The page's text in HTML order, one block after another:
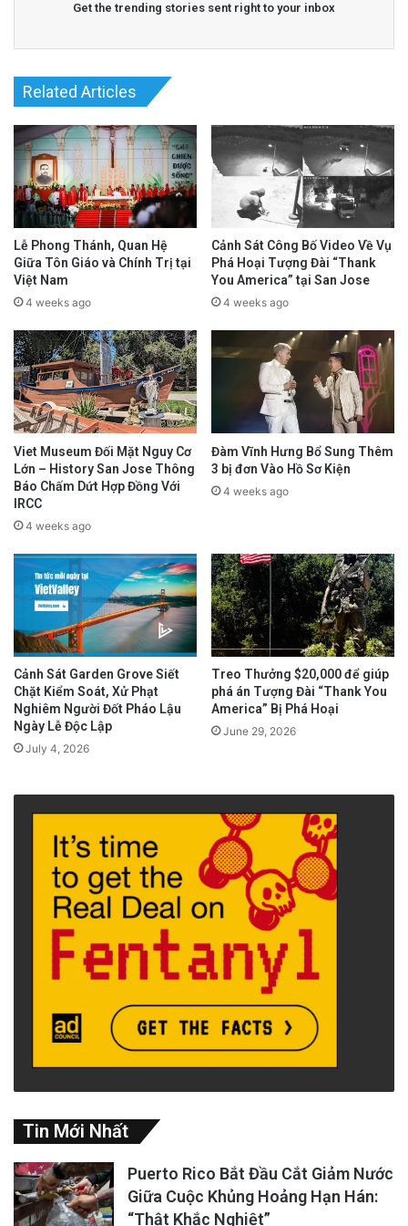
Tana Thái Hà Bùi – Nhà hoạt động cộng
đồng và nhà báo.
Frank Thanh Nguyễn – Cựu giám đốc điều
hành ngành kỹ thuật, tác giả và nghệ sĩ.
Như-Hạnh Tôn Nữ – Tình nguyện viên
cộng đồng và cựu nhân viên xã hội.
Phi Hà – Nhà làm phim.
Quỳnh-Hoa Trần – Giám đốc điều hành
trong ngành công nghệ và cựu CEO Hội
Chữ Thập Đỏ Silicon Valley.
Ban Giám Đốc và Hội Đồng Quản Trị mới có
trách nhiệm giám sát chính sách và tài chính
IRCC – nắm quyền quản lý Viện Bảo Tàng Việt
Nam (Viet Museum) và Dân Sinh Media. Ban
Giám Đốc và Hội Đồng Quản Trị bao gồm các
nhà lãnh đạo đa dạng đến từ các lĩnh vực như
từ thiện, tổ chức cộng đồng và doanh nghiệp
tư nhân. Họ cùng đóng góp vào sự phát triển
của cộng đồng người Mỹ gốc Việt và sứ mệnh
của IRCC. Các thành viên được bầu với nhiệm
kỳ một năm.
Trong cuộc họp diễn ra vào ngày 15 tháng 1
năm 2025, các thành viên đã chấp nhận đơn
từ chức của ông Vũ Văn Lộc, người sáng lập
thời gian để theo đuổi đam mê riêng trong
quãng đời hưu trí.
Cũng tại cuộc họp, các thành viên đã bầu các
vị trí lãnh đạo mới để điều hành và bảo đảm
việc quản trị được hiệu quả.
Các chức vụ bao gồm:
advertisement
Get the trending stories sent right to your inbox
Related Articles
Lễ Phong Thánh, Quan Hệ
Giữa Tôn Giáo và Chính Trị tại
Việt Nam
4 weeks ago
Cảnh Sát Công Bố Video Về Vụ
Phá Hoại Tượng Đài “Thank
You America” tại San Jose
4 weeks ago
Viet Museum Đối Mặt Nguy Cơ
Lớn – History San Jose Thông
Báo Chấm Dứt Hợp Đồng Với
IRCC
4 weeks ago
Đàm Vĩnh Hưng Bổ Sung Thêm
3 bị đơn Vào Hồ Sơ Kiện
4 weeks ago
Cảnh Sát Garden Grove Siết
Chặt Kiểm Soát, Xử Phạt
Nghiêm Người Đốt Pháo Lậu
Ngày Lễ Độc Lập
July 4, 2026
Treo Thưởng $20,000 để giúp
phá án Tượng Đài “Thank You
America” Bị Phá Hoại
June 29, 2026
Tin Mới Nhất
Puerto Rico Bắt Đầu Cắt Giảm Nước
Giữa Cuộc Khủng Hoảng Hạn Hán:
“Thật Khắc Nghiệt”